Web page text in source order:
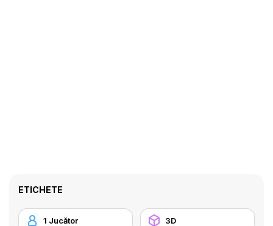
ETICHETE
1 Jucător 3D